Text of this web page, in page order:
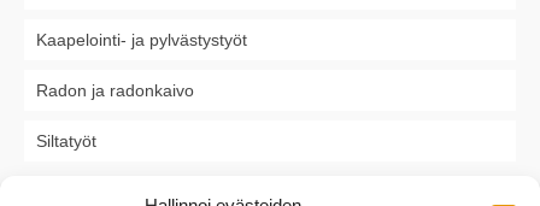
Kaapelointi- ja pylvästystyöt
Radon ja radonkaivo
Siltatyöt